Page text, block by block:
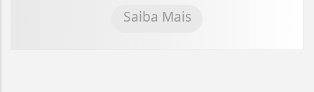
Saiba Mais